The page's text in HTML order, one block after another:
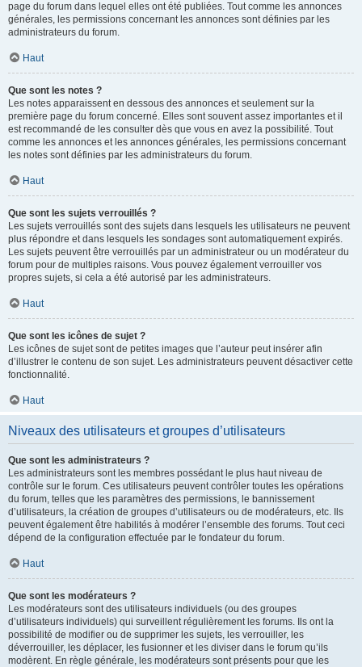
page du forum dans lequel elles ont été publiées. Tout comme les annonces
générales, les permissions concernant les annonces sont définies par les
administrateurs du forum.
Haut
Que sont les notes ?
Les notes apparaissent en dessous des annonces et seulement sur la
première page du forum concerné. Elles sont souvent assez importantes et il
est recommandé de les consulter dès que vous en avez la possibilité. Tout
comme les annonces et les annonces générales, les permissions concernant
les notes sont définies par les administrateurs du forum.
Haut
Que sont les sujets verrouillés ?
Les sujets verrouillés sont des sujets dans lesquels les utilisateurs ne peuvent
plus répondre et dans lesquels les sondages sont automatiquement expirés.
Les sujets peuvent être verrouillés par un administrateur ou un modérateur du
forum pour de multiples raisons. Vous pouvez également verrouiller vos
propres sujets, si cela a été autorisé par les administrateurs.
Haut
Que sont les icônes de sujet ?
Les icônes de sujet sont de petites images que l’auteur peut insérer afin
d’illustrer le contenu de son sujet. Les administrateurs peuvent désactiver cette
fonctionnalité.
Haut
Niveaux des utilisateurs et groupes d’utilisateurs
Que sont les administrateurs ?
Les administrateurs sont les membres possédant le plus haut niveau de
contrôle sur le forum. Ces utilisateurs peuvent contrôler toutes les opérations
du forum, telles que les paramètres des permissions, le bannissement
d’utilisateurs, la création de groupes d’utilisateurs ou de modérateurs, etc. Ils
peuvent également être habilités à modérer l’ensemble des forums. Tout ceci
dépend de la configuration effectuée par le fondateur du forum.
Haut
Que sont les modérateurs ?
Les modérateurs sont des utilisateurs individuels (ou des groupes
d’utilisateurs individuels) qui surveillent régulièrement les forums. Ils ont la
possibilité de modifier ou de supprimer les sujets, les verrouiller, les
déverrouiller, les déplacer, les fusionner et les diviser dans le forum qu’ils
modèrent. En règle générale, les modérateurs sont présents pour que les